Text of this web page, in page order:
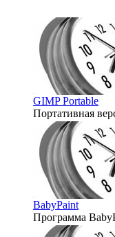
GIMP Portable
Портативная
2008-04-18
BabyPaint
Программа
2008-04-03